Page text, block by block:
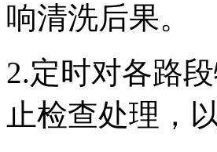
响清洗后果。
2.定时对各路
止检查处理，